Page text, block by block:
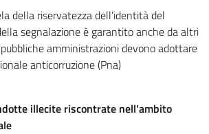
della riservatezza dell’identità del
segnalazione è garantito anche da altri
amministrazioni devono adottare
anticorruzione (Pna)
illecite riscontrate nell'ambito